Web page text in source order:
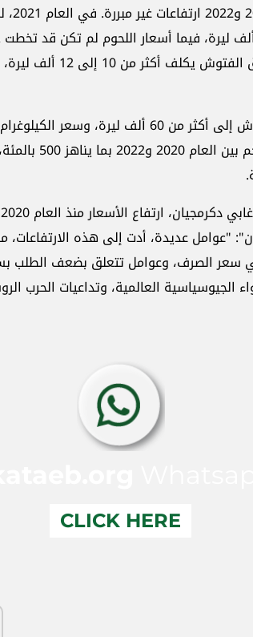
شهدت
أي أن سعر طبق
"عوامل عديدة، أدت إلى هذه
سعر الصرف، وعوامل تتعلق بضعف الطلب
الجيوسياسية العالمية، وتداعيات الحرب
CLICK HERE